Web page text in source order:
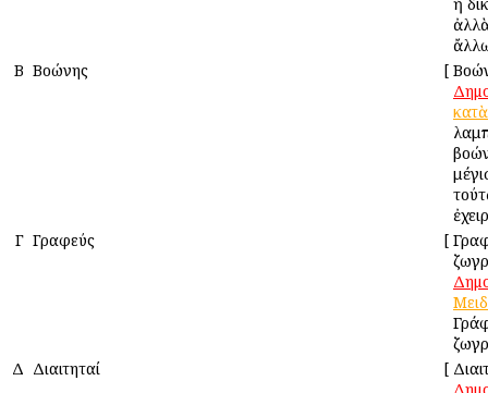
Β Βοώνης [
κατὰ
Γ Γραφεύς [
Δ Διαιτηταί [